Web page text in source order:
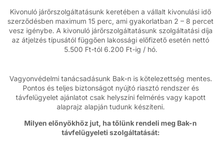
Kivonuló járőrszolgáltatásunk keretében a vállalt kivonulási idő
szerződésben maximum 15 perc, ami gyakorlatban 2 – 8 percet
vesz igénybe. A kivonuló járőrszolgáltatásunk szolgáltatási díja
az átjelzés típusától függően lakossági előfizető esetén nettó
5.500 Ft-tól 6.200 Ft-ig / hó.
Vagyonvédelmi tanácsadásunk Bak-n is kötelezettség mentes.
Pontos és teljes biztonságot nyújtó riasztó rendszer és
távfelügyelet ajánlatot csak helyszíni felmérés vagy kapott
alaprajz alapján tudunk készíteni.
Milyen előnyökhöz jut, ha tőlünk rendeli meg Bak-n
távfelügyeleti szolgáltatását: